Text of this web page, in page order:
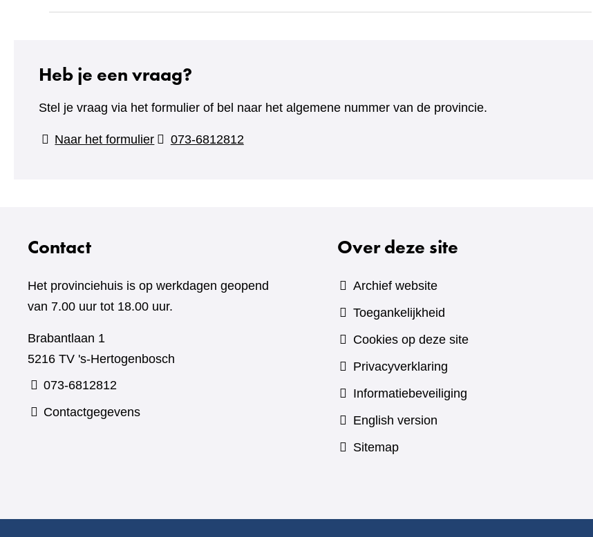
Heb je een vraag?
Stel je vraag via het formulier of bel naar het algemene nummer van de provincie.
Naar het formulier(verwijst
073-6812812
Contact
Het provinciehuis is op werkdagen geopend
van 7.00 uur tot 18.00 uur.
Brabantlaan 1
5216 TV 's-Hertogenbosch
073-6812812
Contactgegevens
Over deze site
Archief website
Toegankelijkheid
Cookies op deze site
Privacyverklaring
Informatiebeveiliging
English version
Sitemap